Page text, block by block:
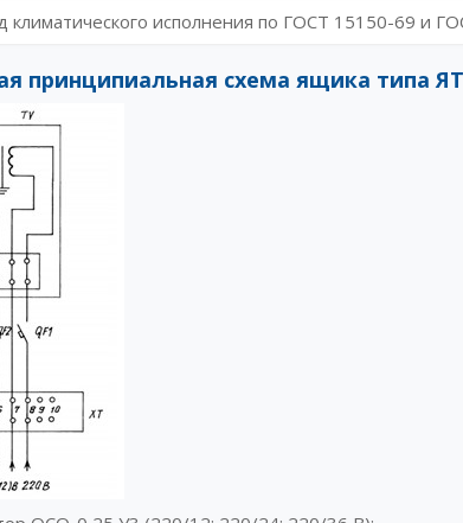
климатического исполнения по ГОСТ 15150-69 и
принципиальная схема ящика типа